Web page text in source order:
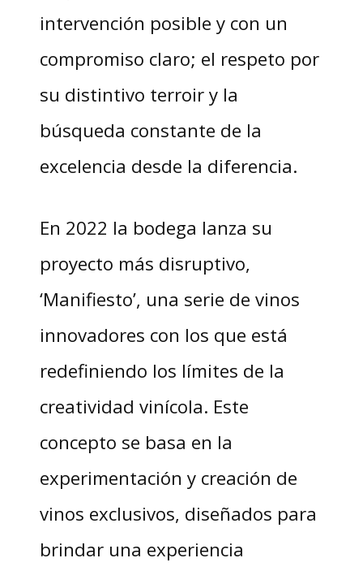
intervención posible y con un
compromiso claro; el respeto por
su distintivo terroir y la
búsqueda constante de la
excelencia desde la diferencia.
En 2022 la bodega lanza su
proyecto más disruptivo,
‘Manifiesto’, una serie de vinos
innovadores con los que está
redefiniendo los límites de la
creatividad vinícola. Este
concepto se basa en la
experimentación y creación de
vinos exclusivos, diseñados para
brindar una experiencia